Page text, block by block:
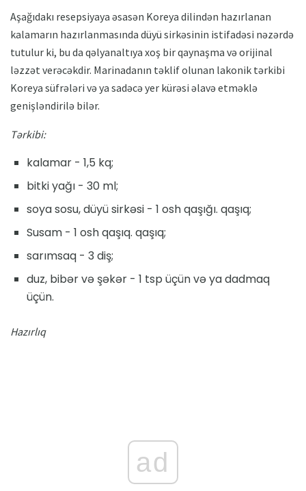
Aşağıdakı resepsiyaya əsasən Koreya dilindən hazırlanan
kalamarın hazırlanmasında düyü sirkəsinin istifadəsi nəzərdə
tutulur ki, bu da qəlyanaltıya xoş bir qaynaşma və orijinal
ləzzət verəcəkdir. Marinadanın təklif olunan lakonik tərkibi
Koreya süfrələri və ya sadəcə yer kürəsi əlavə etməklə
genişləndirilə bilər.
Tərkibi:
kalamar - 1,5 kq;
bitki yağı - 30 ml;
soya sosu, düyü sirkəsi - 1 osh qaşığı. qaşıq;
Susam - 1 osh qaşıq. qaşıq;
sarımsaq - 3 diş;
duz, bibər və şəkər - 1 tsp üçün və ya dadmaq
üçün.
Hazırlıq
ad